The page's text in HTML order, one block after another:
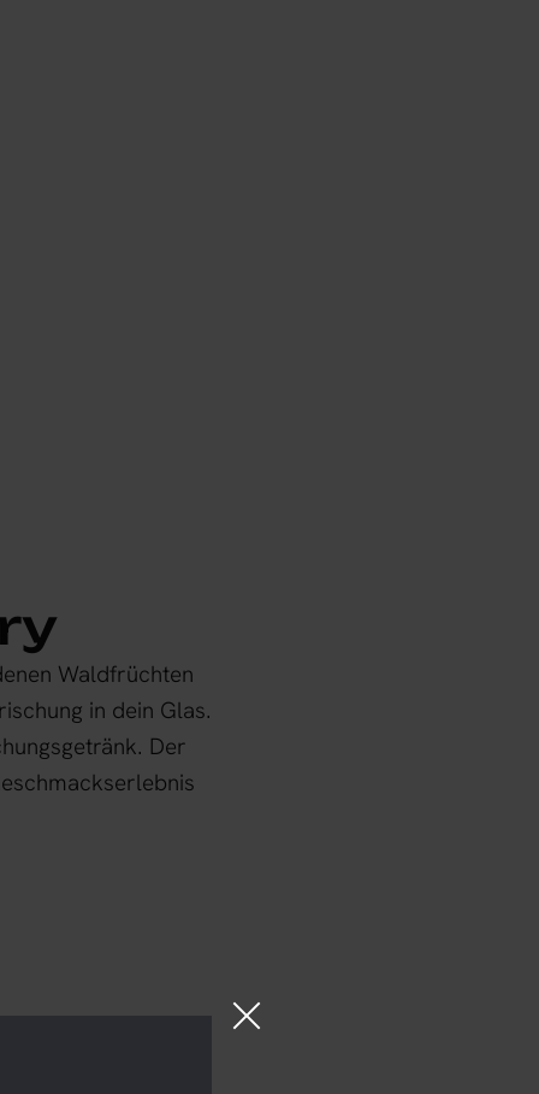
Waldfrüchten
in dein Glas.
Der